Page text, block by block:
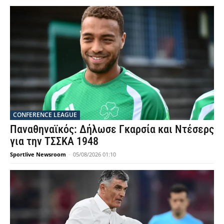
CONFERENCE LEAGUE
Παναθηναϊκός: Δήλωσε Γκαρσία και Ντέσερς
για την ΤΣΣΚΑ 1948
Sportlive Newsroom - 05/08/2026 01:10